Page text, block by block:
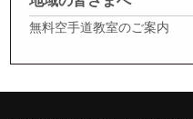
無料空手道教室のご案内